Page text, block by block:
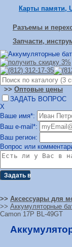
Карты памяти,
Разъемы и
Запчасти,
>> Оптовые цены
ЗАДАТЬ ВОПРОС
Х
Ваше имя*:
Ваш e-mail*:
Ваш регион:
Вопрос или
>> Аксессуары для
>> Аккумуляторные
Camon 17P BL-49GT